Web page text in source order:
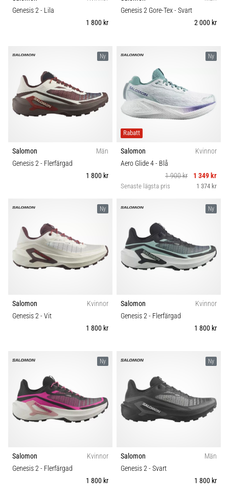
8 min. läsning
Plantar
fasciit:
och
behandling
skarp
under
eller
efter
löpning?
vanligaste
orsakerna
Vad
det…
Visa
Komfort och dämpning
Genesis 2- Lila
1 800 kr
Genesis 2 Gore-Tex- Svart
2 000 kr
Ny
Salomon
Män
Genesis 2- Flerfärgad
1 800 kr
Ny
Rabatt
Salomon
Kvinnor
Aero Glide 4- Blå
1 900 kr
1 349 kr
Senaste lägsta pris 1 374 kr
Ny
Salomon
Kvinnor
Genesis 2- Vit
1 800 kr
Ny
Salomon
Kvinnor
Genesis 2- Flerfärgad
1 800 kr
Ny
Salomon
Kvinnor
Genesis 2- Flerfärgad
1 800 kr
Ny
Salomon
Män
Genesis 2- Svart
1 800 kr